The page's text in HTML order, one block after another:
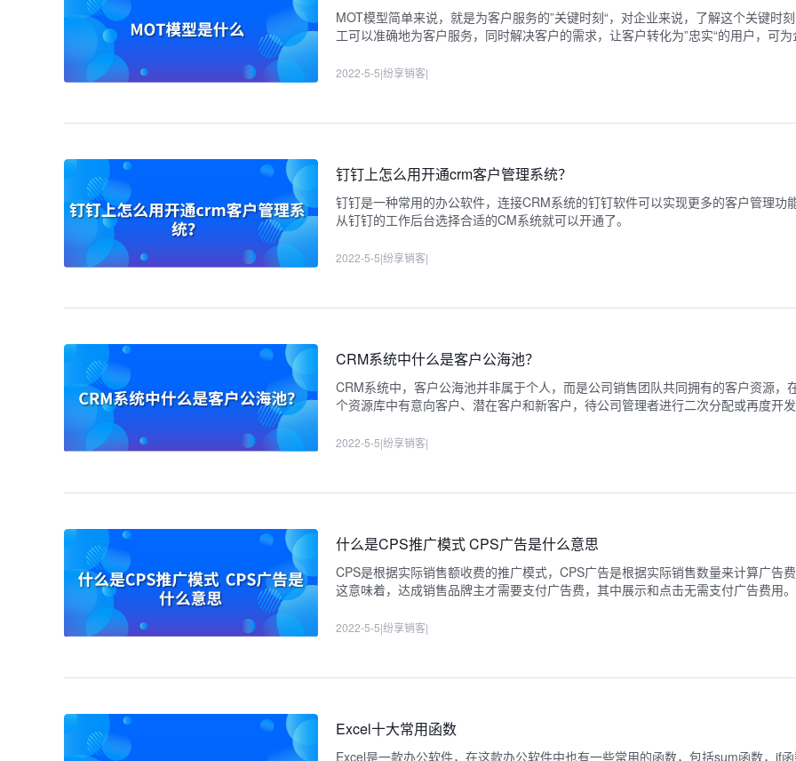
MOT模型简单来说，就是为客户服务的”关键时刻“，对企业来说，了解这个关键时
工可以准确地为客户服务，同时解决客户的需求，让客户转化为”忠实“的用户，可为
2022-5-5|纷享销客|
钉钉上怎么用开通crm客户管理系统？
钉钉是一种常用的办公软件，连接CRM系统的钉钉软件可以实现更多的客户管理功能
从钉钉的工作后台选择合适的CM系统就可以开通了。
2022-5-5|纷享销客|
CRM系统中什么是客户公海池？
CRM系统中，客户公海池并非属于个人，而是公司销售团队共同拥有的客户资源，
个资源库中有意向客户、潜在客户和新客户，待公司管理者进行二次分配或再度开发
2022-5-5|纷享销客|
什么是CPS推广模式 CPS广告是什么意思
CPS是根据实际销售额收费的推广模式，CPS广告是根据实际销售数量来计算广告费
这意味着，达成销售品牌主才需要支付广告费，其中展示和点击无需支付广告费用。
2022-5-5|纷享销客|
Excel十大常用函数
Excel是一款办公软件，在这款办公软件中也有一些常用的函数，包括sum函数，if函